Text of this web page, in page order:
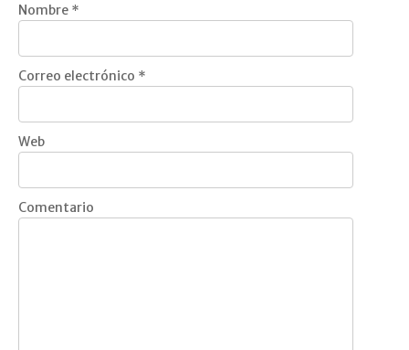
Nombre *
Correo electrónico *
Web
Comentario